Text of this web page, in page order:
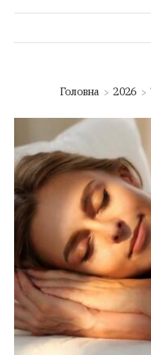
Головна 2026